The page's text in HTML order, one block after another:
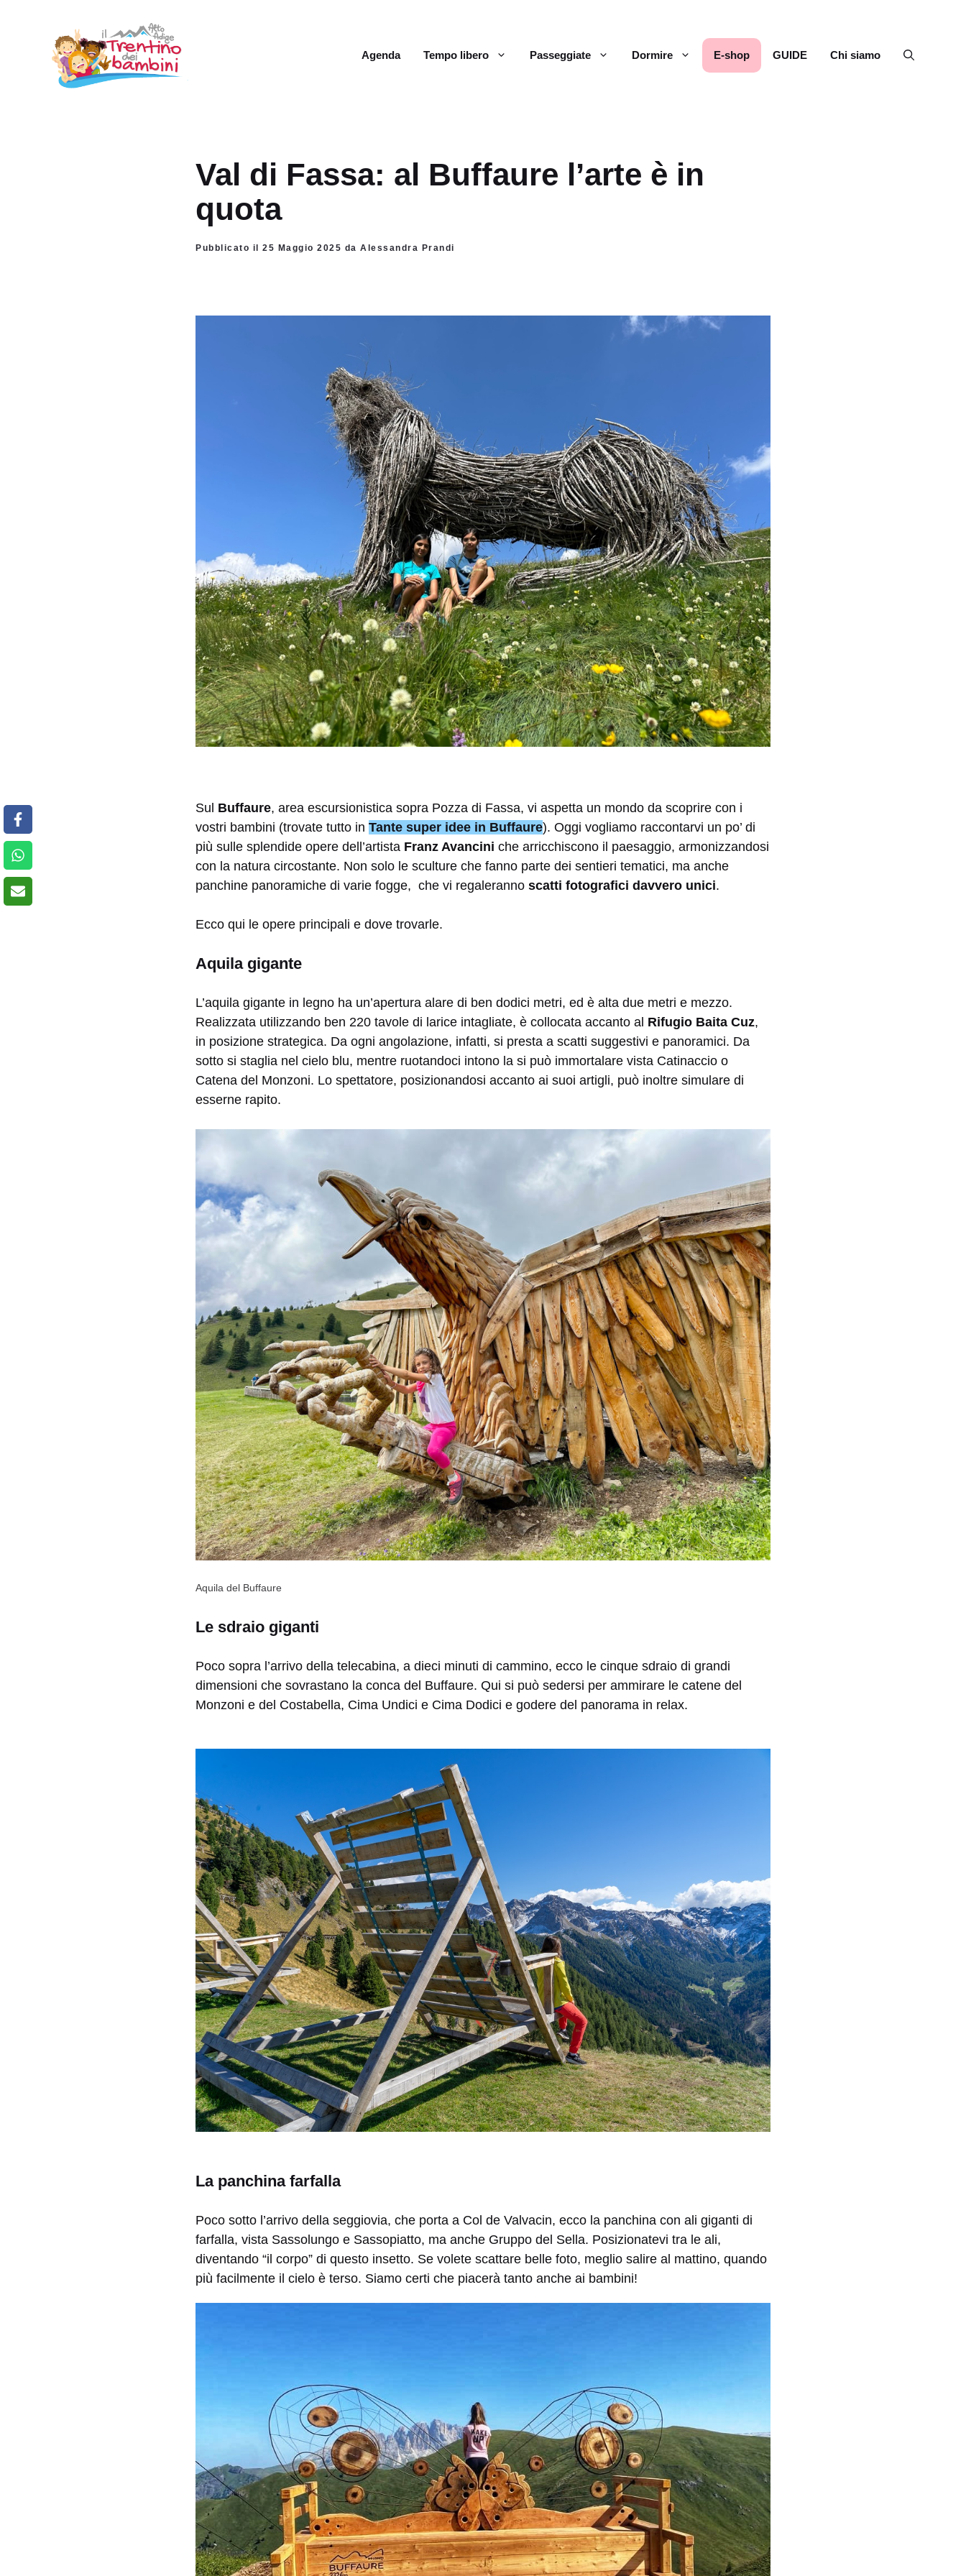
contenuto
Agenda Tempo libero Passeggiate Dormire E-shop GUIDE Chi siamo
Val di Fassa: al Buffaure l’arte è in
quota
Pubblicato il 25 Maggio 2025 da Alessandra Prandi
Sul Buffaure, area escursionistica sopra Pozza di Fassa, vi aspetta un mondo da scoprire con i
vostri bambini (trovate tutto in Tante super idee in Buffaure). Oggi vogliamo raccontarvi un po’ di
più sulle splendide opere dell’artista Franz Avancini che arricchiscono il paesaggio, armonizzandosi
con la natura circostante. Non solo le sculture che fanno parte dei sentieri tematici, ma anche
panchine panoramiche di varie fogge, che vi regaleranno scatti fotografici davvero unici.
Ecco qui le opere principali e dove trovarle.
Aquila gigante
L’aquila gigante in legno ha un’apertura alare di ben dodici metri, ed è alta due metri e mezzo.
Realizzata utilizzando ben 220 tavole di larice intagliate, è collocata accanto al Rifugio Baita Cuz,
in posizione strategica. Da ogni angolazione, infatti, si presta a scatti suggestivi e panoramici. Da
sotto si staglia nel cielo blu, mentre ruotandoci intono la si può immortalare vista Catinaccio o
Catena del Monzoni. Lo spettatore, posizionandosi accanto ai suoi artigli, può inoltre simulare di
esserne rapito.
Aquila del Buffaure
Le sdraio giganti
Poco sopra l’arrivo della telecabina, a dieci minuti di cammino, ecco le cinque sdraio di grandi
dimensioni che sovrastano la conca del Buffaure. Qui si può sedersi per ammirare le catene del
Monzoni e del Costabella, Cima Undici e Cima Dodici e godere del panorama in relax.
La panchina farfalla
Poco sotto l’arrivo della seggiovia, che porta a Col de Valvacin, ecco la panchina con ali giganti di
farfalla, vista Sassolungo e Sassopiatto, ma anche Gruppo del Sella. Posizionatevi tra le ali,
diventando “il corpo” di questo insetto. Se volete scattare belle foto, meglio salire al mattino, quando
più facilmente il cielo è terso. Siamo certi che piacerà tanto anche ai bambini!